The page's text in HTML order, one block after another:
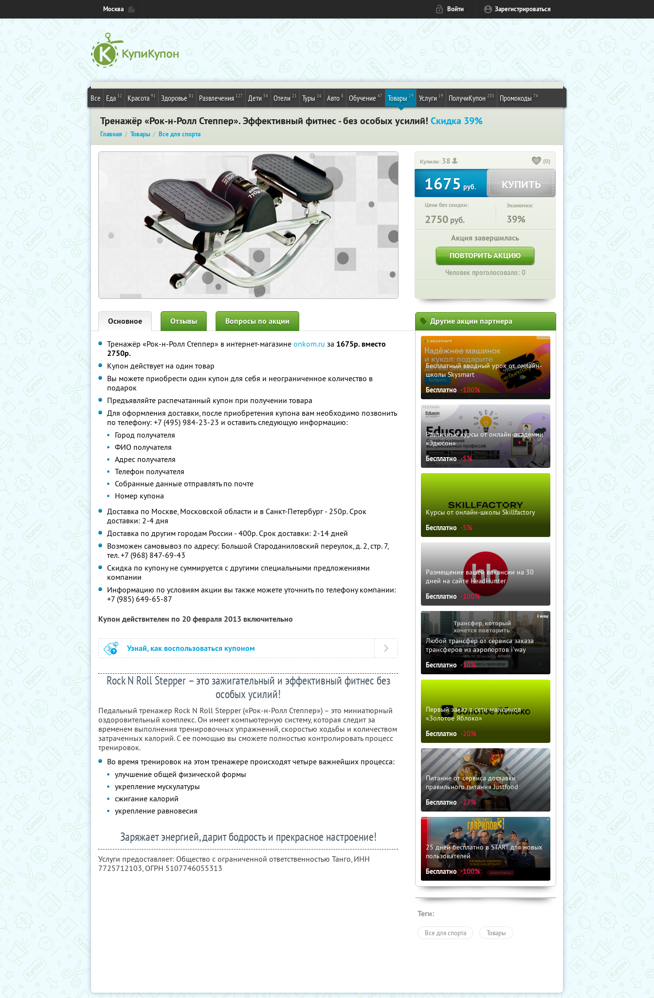
Москва Войти Зарегистрироваться
Все Еда 32 Красота 91 Здоровье 81 Развлечения 127 Дети 54 Отели 21 Туры 16 Авто 8 Обучение 47 Товары 29 Услуги 19 ПолучиКупон 203 Промокоды 74
Тренажёр «Рок-н-Ролл Степпер». Эффективный фитнес - без особых усилий! Скидка 39%
Главная Товары Все для спорта
Купили: 38 (0)
1675руб. КУПИТЬ
Цена без скидки:
2750 руб.
Экономия:
39%
Акция завершилась
ПОВТОРИТЬ АКЦИЮ
Человек проголосовало: 0
Основное Отзывы Вопросы по акции
Тренажёр «Рок-н-Ролл Степпер» в интернет-магазине onkom.ru за 1675р. вместо
2750р.
Купон действует на один товар
Вы можете приобрести один купон для себя и неограниченное количество в
подарок
Предъявляйте распечатанный купон при получении товара
Для оформления доставки, после приобретения купона вам необходимо позвонить
по телефону: +7 (495) 984-23-23 и оставить следующую информацию:
Город получателя
ФИО получателя
Адрес получателя
Телефон получателя
Собранные данные отправлять по почте
Номер купона
Доставка по Москве, Московской области и в Санкт-Петербург - 250р. Срок
доставки: 2-4 дня
Доставка по другим городам России - 400р. Срок доставки: 2-14 дней
Возможен самовывоз по адресу: Большой Староданиловский переулок, д. 2, стр. 7,
тел. +7 (968) 847-69-43
Скидка по купону не суммируется с другими специальными предложениями
компании
Информацию по условиям акции вы также можете уточнить по телефону компании:
+7 (985) 649-65-87
Купон действителен по 20 февраля 2013 включительно
Узнай, как воспользоваться купоном
Rock N Roll Stepper – это зажигательный и эффективный фитнес без
особых усилий!
Педальный тренажер Rock N Roll Stepper («Рок-н-Ролл Степпер») – это миниатюрный
оздоровительный комплекс. Он имеет компьютерную систему, которая следит за
временем выполнения тренировочных упражнений, скоростью ходьбы и количеством
затраченных калорий. С ее помощью вы сможете полностью контролировать процесс
тренировок.
Во время тренировок на этом тренажере происходят четыре важнейших процесса:
улучшение общей физической формы
укрепление мускулатуры
сжигание калорий
укрепление равновесия
Заряжает энергией, дарит бодрость и прекрасное настроение!
Услуги предоставляет: Общество с ограниченной ответственностью Танго, ИНН
7725712103, ОГРН 5107746055313
Другие акции партнера
Бесплатный вводный урок от онлайн-
школы Skysmart
Бесплатно -100%
Различные курсы от онлайн-академии
«Эдюсон»
Бесплатно -5%
Курсы от онлайн-школы Skillfactory
Бесплатно -5%
Размещение вашей вакансии на 30
дней на сайте HeadHunter
Бесплатно -100%
Любой трансфер от сервиса заказа
трансферов из аэропортов i'way
Бесплатно -10%
Первый заказ в сети магазинов
«Золотое Яблоко»
Бесплатно -20%
Питание от сервиса доставки
правильного питания Justfood
Бесплатно -27%
25 дней бесплатно в START для новых
пользователей
Бесплатно -100%
Теги:
Все для спорта Товары